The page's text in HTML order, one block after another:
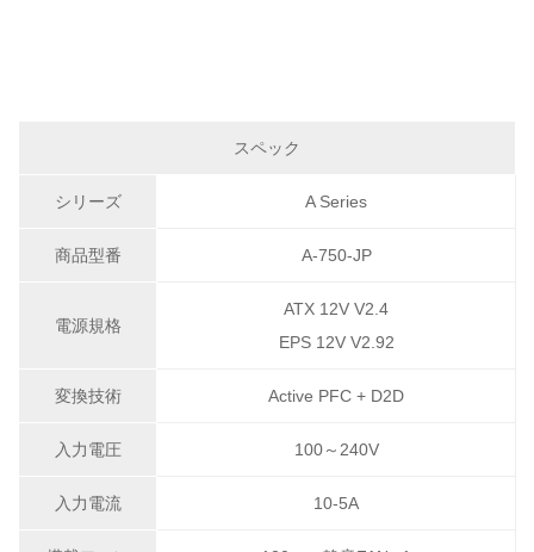
スペック
シリーズ A Series
商品型番 A-750-JP
電源規格
ATX 12V V2.4
EPS 12V V2.92
変換技術 Active PFC + D2D
入力電圧 100～240V
入力電流 10-5A